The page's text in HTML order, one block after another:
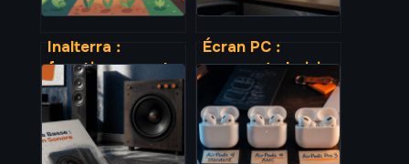
Inalterra :
fonctionnement,
avis et enjeux
d’un pionnier de
l’agroécologie
Écran PC :
comment choisir
entre définition
4K, haute
fréquence et
technologie de